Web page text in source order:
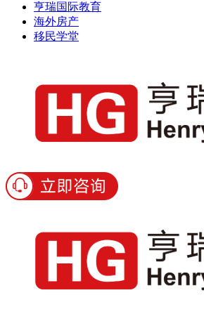
亨瑞国际教育
海外房产
移民学堂